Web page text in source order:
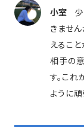
小室
きませ
えるこ
相手の
す。こ
ように頑